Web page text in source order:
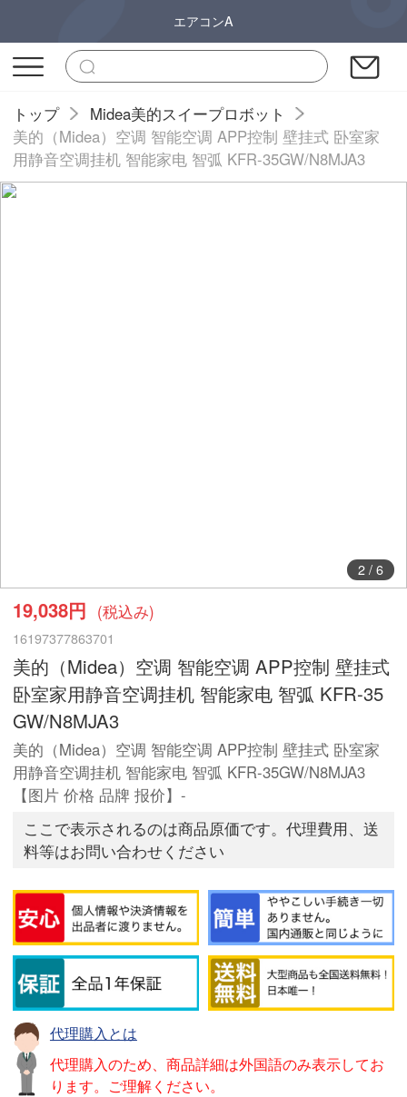
エアコンA
トップ
Midea美的スイープロボット
美的（Midea）空调 智能空调 APP控制 壁挂式 卧室家
用静音空调挂机 智能家电 智弧 KFR-35GW/N8MJA3
2/ 6
19,038円 (税込み)
16197377863701
美的（Midea）空调 智能空调 APP控制 壁挂式
卧室家用静音空调挂机 智能家电 智弧 KFR-35
GW/N8MJA3
美的（Midea）空调 智能空调 APP控制 壁挂式 卧室家
用静音空调挂机 智能家电 智弧 KFR-35GW/N8MJA3
【图片 价格 品牌 报价】-
ここで表示されるのは商品原価です。代理費用、送
料等はお問い合わせください
代理購入とは
代理購入のため、商品詳細は外国語のみ表示してお
ります。ご理解ください。